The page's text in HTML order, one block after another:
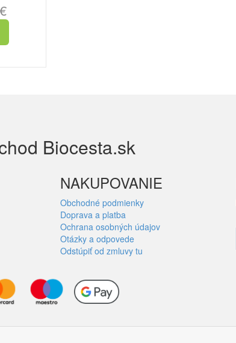
Biocesta.sk
NAKUPOVANIE
Obchodné podmienky
Doprava a platba
Ochrana osobných údajov
Otázky a odpovede
Odstúpiť od zmluvy tu